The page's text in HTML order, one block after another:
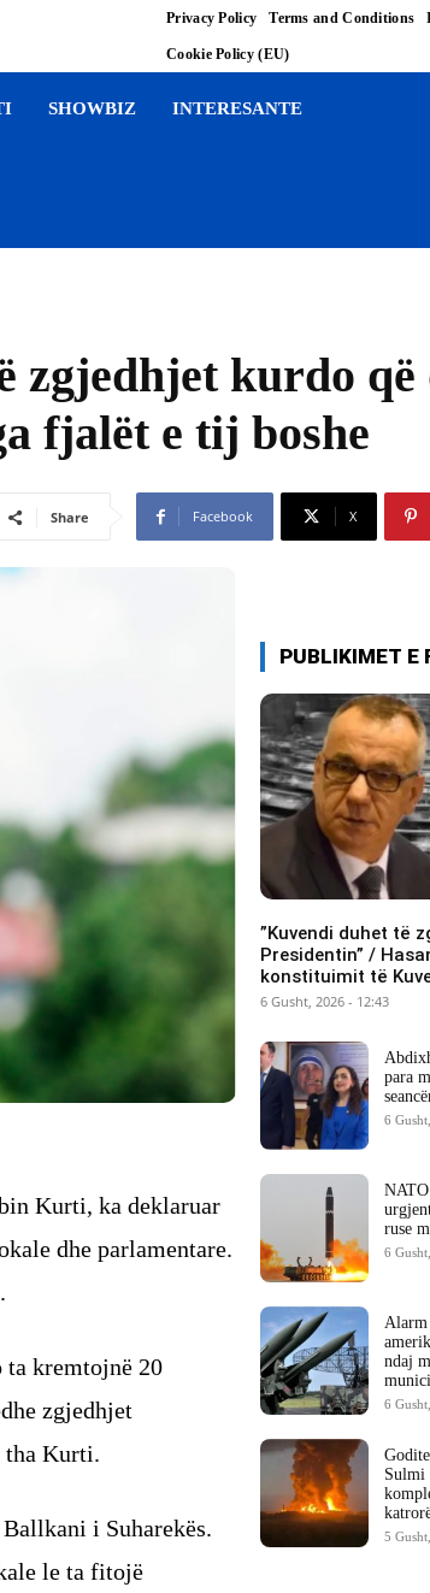
Privacy Policy Terms and Conditions
Cookie Policy (EU)
SHOWBIZ INTERESANTE
kurdo që
fjalët e tij boshe
Share Facebook X
Kurti, ka deklaruar
dhe parlamentare.
ta kremtojnë 20
zgjedhjet
tha Kurti.
i Suharekës.
le ta fitojë
PUBLIKIMET E
​”Kuvendi duhet të
Presidentin” /
konstituimit të
6 Gusht, 2026 - 12:43
para
6
ruse
6
Alarm
ndaj
6
Sulmi
5